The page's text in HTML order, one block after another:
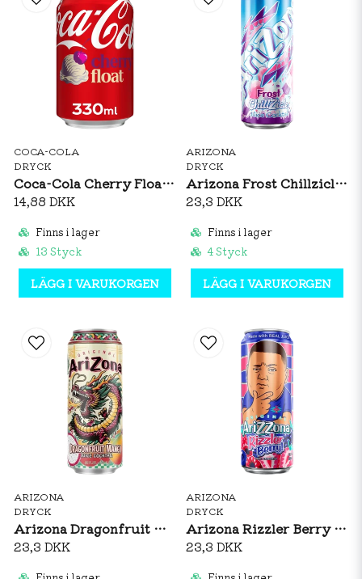
COCA-COLA
DRYCK
Coca-Cola Cherry Float 330ml
14,88 DKK
Finns i lager
13 Styck
LÄGG I VARUKORGEN
ARIZONA
DRYCK
Arizona Frost Chillzicle 650ml
23,3 DKK
Finns i lager
4 Styck
LÄGG I VARUKORGEN
ARIZONA
DRYCK
Arizona Dragonfruit Mango 650ml
23,3 DKK
ARIZONA
DRYCK
Arizona Rizzler Berry 650ml
23,3 DKK